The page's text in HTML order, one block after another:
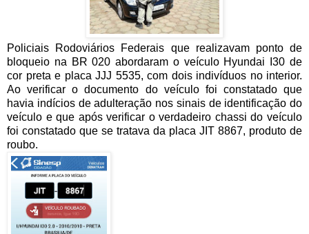
Policiais Rodoviários Federais que realizavam ponto de
bloqueio na BR 020 abordaram o veículo Hyundai I30 de
cor preta e placa JJJ 5535, com dois indivíduos no interior.
Ao verificar o documento do veículo foi constatado que
havia indícios de adulteração nos sinais de identificação do
veículo e que após verificar o verdadeiro chassi do veículo
foi constatado que se tratava da placa JIT 8867, produto de
roubo.